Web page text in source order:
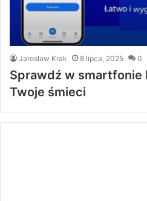
Jarosław Krak 8 lipca, 2025 0
Sprawdź w smartfonie
Twoje śmieci